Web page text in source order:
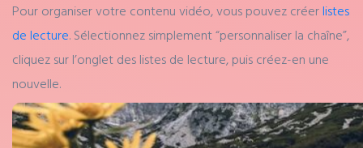
Pour organiser votre contenu vidéo, vous pouvez créerlistes
de lecture. Sélectionnez simplement “personnaliser la chaîne”,
cliquez sur l’onglet des listes de lecture, puis créez-en une
nouvelle.